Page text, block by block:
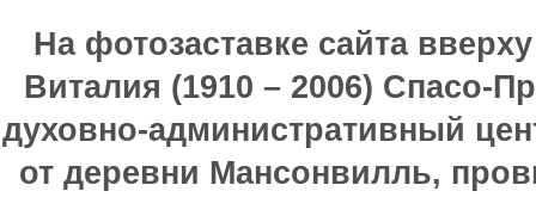
На фотозаставке сайта
Виталия (1910 – 2006) Спасо-
духовно-административный
от деревни Мансонвилль,